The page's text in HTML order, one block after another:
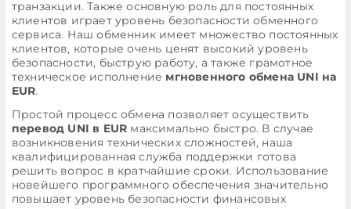
транзакции. Также основную роль для постоянных
клиентов играет уровень безопасности обменного
сервиса. Наш обменник имеет множество постоянных
клиентов, которые очень ценят высокий уровень
безопасности, быструю работу, а также грамотное
техническое исполнение мгновенного обмена UNI на
EUR.
Простой процесс обмена позволяет осуществить
перевод UNI в EUR максимально быстро. В случае
возникновения технических сложностей, наша
квалифицированная служба поддержки готова
решить вопрос в кратчайшие сроки. Использование
новейшего программного обеспечения значительно
повышает уровень безопасности финансовых